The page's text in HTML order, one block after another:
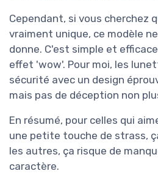
Cependant, si vous cherchez
vraiment unique, ce modèle
donne. C'est simple et
effet 'wow'. Pour moi, les
sécurité avec un design
mais pas de déception non
En résumé, pour celles qui
une petite touche de strass,
les autres, ça risque de
caractère.